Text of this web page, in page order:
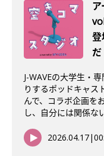
登
J-WAVEの大学生・
りするポッドキャス
んで、コラボ企画を
し、自分には関係な
2026.04.17|